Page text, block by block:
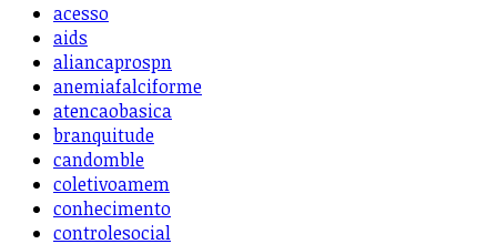
acesso
aids
aliancaprospn
anemiafalciforme
atencaobasica
branquitude
candomble
coletivoamem
conhecimento
controlesocial